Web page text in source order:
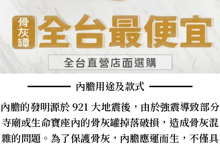
內膽用途及款式
內膽的發明源於 921 大地震後，由於強震導致部分
寺廟或生命寶座內的骨灰罐掉落破損，造成骨灰混
雜的問題。為了保護骨灰，內膽應運而生，不僅具